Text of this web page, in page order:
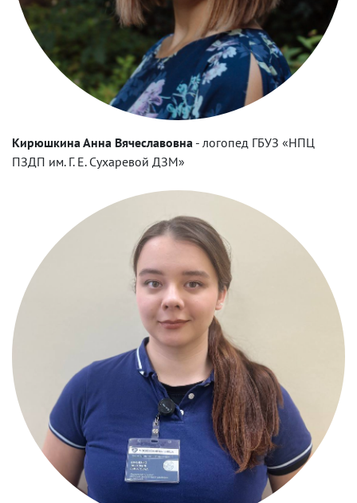
Кирюшкина Анна Вячеславовна - логопед ГБУЗ «НПЦ
ПЗДП им. Г. Е. Сухаревой ДЗМ»